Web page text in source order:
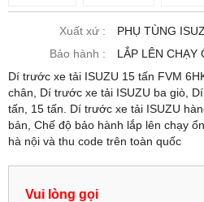
Xuất xứ :
PHỤ TÙNG
Bảo hành :
LẮP LÊN CHẠY
Dí trước xe tải ISUZU 15 tấn FVM
chân, Dí trước xe tải ISUZU ba giò,
tấn, 15 tấn. Dí trước xe tải ISUZU
bản, Chế độ bảo hành lắp lên chạy
hà nội và thu code trên toàn quốc
Vui lòng gọi